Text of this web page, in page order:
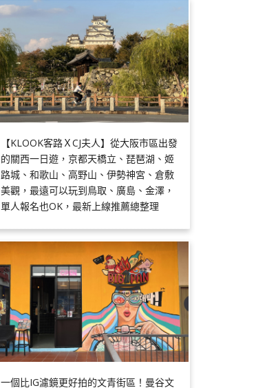
【KLOOK客路ＸCJ夫人】從大阪市區出發
的關西一日遊，京都天橋立、琵琶湖、姬
路城、和歌山、高野山、伊勢神宮、倉敷
美觀，最遠可以玩到鳥取、廣島、金澤，
單人報名也OK，最新上線推薦總整理
一個比IG濾鏡更好拍的文青街區！曼谷文